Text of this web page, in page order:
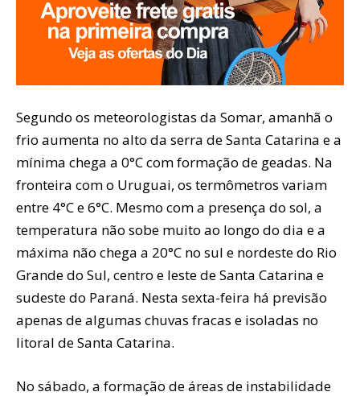
Segundo os meteorologistas da Somar, amanhã o
frio aumenta no alto da serra de Santa Catarina e a
mínima chega a 0°C com formação de geadas. Na
fronteira com o Uruguai, os termômetros variam
entre 4°C e 6°C. Mesmo com a presença do sol, a
temperatura não sobe muito ao longo do dia e a
máxima não chega a 20°C no sul e nordeste do Rio
Grande do Sul, centro e leste de Santa Catarina e
sudeste do Paraná. Nesta sexta-feira há previsão
apenas de algumas chuvas fracas e isoladas no
litoral de Santa Catarina.
No sábado, a formação de áreas de instabilidade